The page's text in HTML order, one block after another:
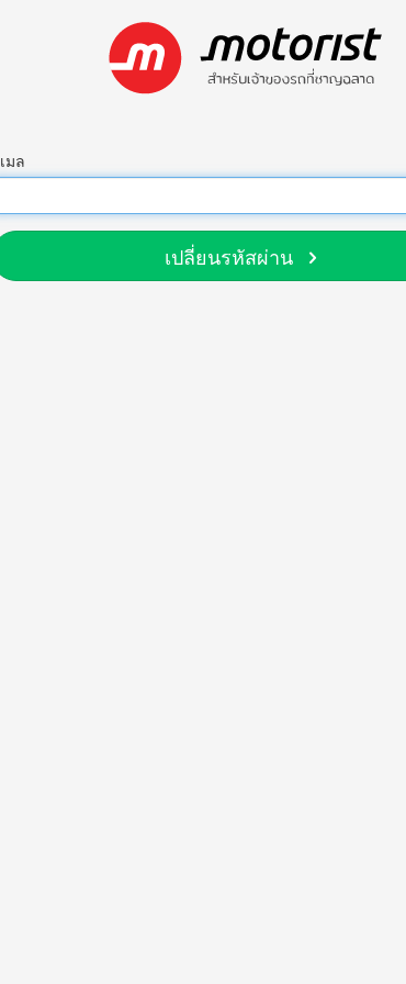
มล
เปลี่ยนรหัสผ่าน